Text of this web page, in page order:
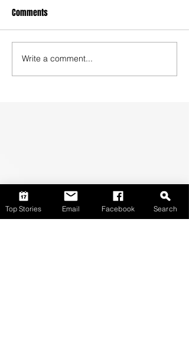
Comments
Write a comment...
Top Stories Email Facebook Search